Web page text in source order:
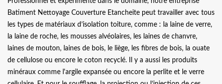
Batiment Nettoyage Couverture Etancheite peut travailler avec tous
les types de matériaux d’isolation toiture, comme : la laine de verre,
la laine de roche, les mousses alvéolaires, les laines de chanvre,
laines de mouton, laines de bois, le liège, les fibres de bois, la ouate
de cellulose ou encore le coton recyclé. Il y a aussi les produits
minéraux comme l'argile expansée ou encore la perlite et le verre